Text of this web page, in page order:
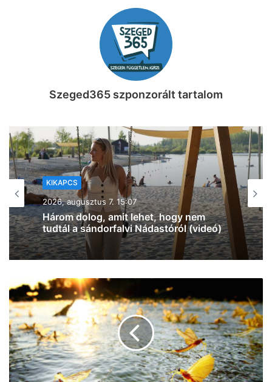
Szeged365 szponzorált tartalom
KIKAPCS
2026, augusztus 7. 12:27
Na, ez mennyire király már: 60 SZIN-
jegyet VIP-re húz fel a Coca-Cola
Szegeden!